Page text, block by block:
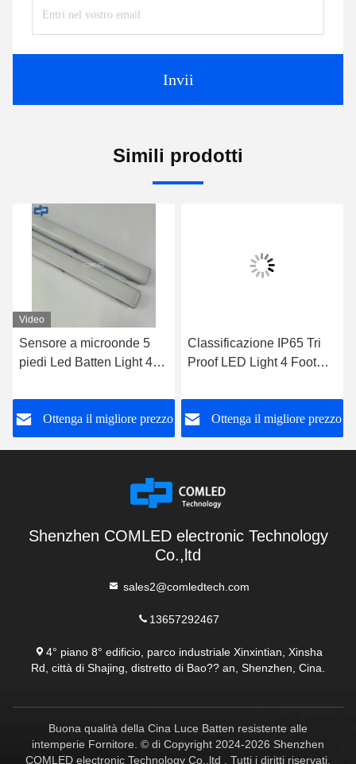
Invii
Simili prodotti
Video
Sensore a microonde 5
piedi Led Batten Light 44
Light
Ottenga il migliore prezzo
Classificazione IP65 Tri
Proof LED Light 4 Foot
LED Batten
Ottenga il migliore prezzo
Shenzhen COMLED electronic Technology
Co.,ltd
sales2@comledtech.com
13657292467
4° piano 8° edificio, parco industriale Xinxintian, Xinsha
Rd, città di Shajing, distretto di Bao?? an, Shenzhen, Cina.
Buona qualità della Cina Luce Batten resistente alle
intemperie Fornitore. © di Copyright 2024-2026 Shenzhen
COMLED electronic Technology Co.,ltd . Tutti i diritti riservati.